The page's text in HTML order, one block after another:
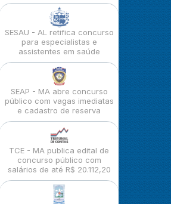
SESAU - AL retifica concurso
para especialistas e
assistentes em saúde
SEAP - MA abre concurso
público com vagas imediatas
e cadastro de reserva
TCE - MA publica edital de
concurso público com
salários de até R$ 20.112,20